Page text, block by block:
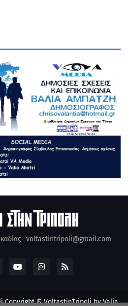
voltastintripoli@gmail.com
Copyright © VoltastinTripoli by Valia